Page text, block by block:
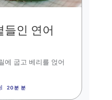
들인 연어
에 굽고 베리를 얹어
20분 분